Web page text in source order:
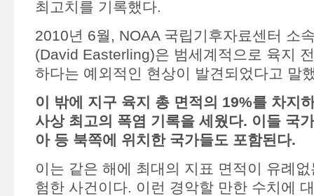
최고치를 기록했다.
2010년 6월, NOAA 국립기후자료센터 소
(David Easterling)은 범세계적으로 육지
하다는 예외적인 현상이 발견되었다고 말
이 밖에 지구 육지 총 면적의 19%를 차지
사상 최고의 폭염 기록을 세웠다. 이들 국
아 등 북쪽에 위치한 국가들도 포함된다.
이는 같은 해에 최대의 지표 면적이 유례
험한 사건이다. 이런 경악할 만한 수치에